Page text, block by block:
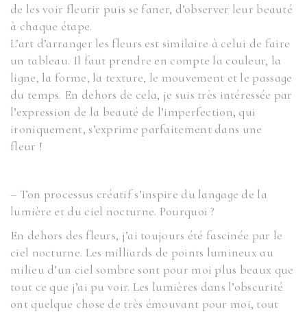
de les voir fleurir puis se faner, d’observer leur beauté
à chaque étape.
L’art d’arranger les fleurs est similaire à celui de faire
un tableau. Il faut prendre en compte la couleur, la
ligne, la forme, la texture, le mouvement et le passage
du temps. En dehors de cela, je suis très intéressée par
l’expression de la beauté de l’imperfection, qui
ironiquement, s’exprime parfaitement dans une
fleur !
– Ton processus créatif s’inspire du langage de la
lumière et du ciel nocturne. Pourquoi ?
En dehors des fleurs, j’ai toujours été fascinée par le
ciel nocturne. Les milliards de points lumineux au
milieu d’un ciel sombre sont pour moi plus beaux que
tout ce que j’ai pu voir. Les lumières dans l’obscurité
ont quelque chose de très émouvant pour moi, tout